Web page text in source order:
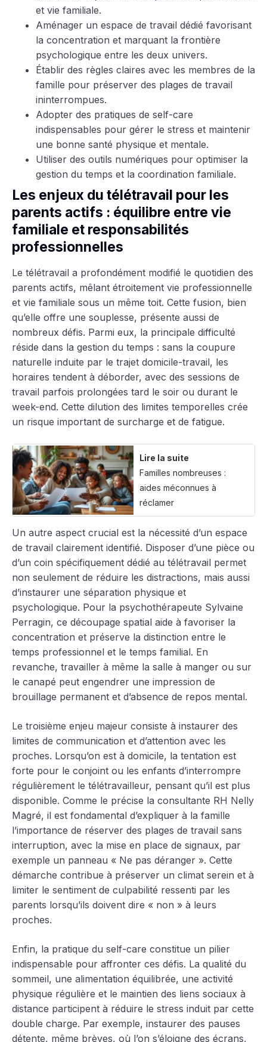
et vie familiale.
Aménager un espace de travail dédié favorisant
la concentration et marquant la frontière
psychologique entre les deux univers.
Établir des règles claires avec les membres de la
famille pour préserver des plages de travail
ininterrompues.
Adopter des pratiques de self-care
indispensables pour gérer le stress et maintenir
une bonne santé physique et mentale.
Utiliser des outils numériques pour optimiser la
gestion du temps et la coordination familiale.
Les enjeux du télétravail pour les
parents actifs : équilibre entre vie
familiale et responsabilités
professionnelles
Le télétravail a profondément modifié le quotidien des
parents actifs, mêlant étroitement vie professionnelle
et vie familiale sous un même toit. Cette fusion, bien
qu’elle offre une souplesse, présente aussi de
nombreux défis. Parmi eux, la principale difficulté
réside dans la gestion du temps : sans la coupure
naturelle induite par le trajet domicile-travail, les
horaires tendent à déborder, avec des sessions de
travail parfois prolongées tard le soir ou durant le
week-end. Cette dilution des limites temporelles crée
un risque important de surcharge et de fatigue.
Lire la suite
Familles nombreuses :
aides méconnues à
réclamer
Un autre aspect crucial est la nécessité d’un espace
de travail clairement identifié. Disposer d’une pièce ou
d’un coin spécifiquement dédié au télétravail permet
non seulement de réduire les distractions, mais aussi
d’instaurer une séparation physique et
psychologique. Pour la psychothérapeute Sylvaine
Perragin, ce découpage spatial aide à favoriser la
concentration et préserve la distinction entre le
temps professionnel et le temps familial. En
revanche, travailler à même la salle à manger ou sur
le canapé peut engendrer une impression de
brouillage permanent et d’absence de repos mental.
Le troisième enjeu majeur consiste à instaurer des
limites de communication et d’attention avec les
proches. Lorsqu’on est à domicile, la tentation est
forte pour le conjoint ou les enfants d’interrompre
régulièrement le télétravailleur, pensant qu’il est plus
disponible. Comme le précise la consultante RH Nelly
Magré, il est fondamental d’expliquer à la famille
l’importance de réserver des plages de travail sans
interruption, avec la mise en place de signaux, par
exemple un panneau « Ne pas déranger ». Cette
démarche contribue à préserver un climat serein et à
limiter le sentiment de culpabilité ressenti par les
parents lorsqu’ils doivent dire « non » à leurs
proches.
Enfin, la pratique du self-care constitue un pilier
indispensable pour affronter ces défis. La qualité du
sommeil, une alimentation équilibrée, une activité
physique régulière et le maintien des liens sociaux à
distance participent à réduire le stress induit par cette
double charge. Par exemple, instaurer des pauses
détente, même brèves, où l’on s’éloigne des écrans,